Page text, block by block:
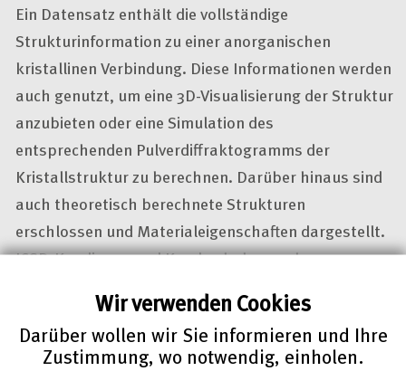
Wir verwenden Cookies
Darüber wollen wir Sie informieren und Ihre
Zustimmung, wo notwendig, einholen.
Ein Datensatz enthält die vollständige
Strukturinformation zu einer anorganischen
kristallinen Verbindung. Diese Informationen werden
auch genutzt, um eine 3D-Visualisierung der Struktur
anzubieten oder eine Simulation des
entsprechenden Pulverdiffraktogramms der
Kristallstruktur zu berechnen. Darüber hinaus sind
auch theoretisch berechnete Strukturen
erschlossen und Materialeigenschaften dargestellt.
ICSD-Kundinnen und Kunden haben mehrere
zuzugreifen. Desktop- und Web-Versionen stehen als
Zugang zur Verfügung, darüber hinaus kann ICSD in
Inhouse-Systeme integriert werden. Eine enge